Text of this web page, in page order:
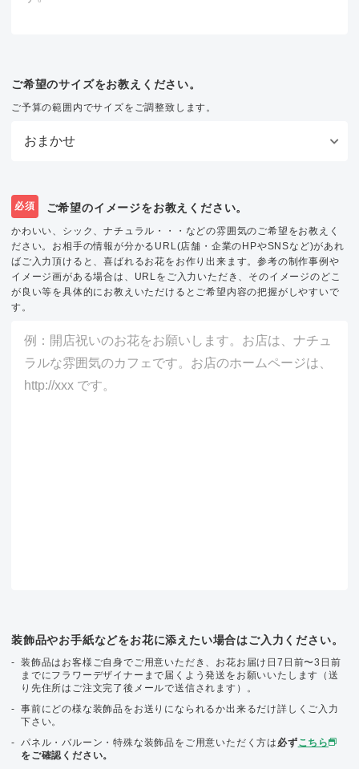
ご希望のサイズをお教えください。
ご予算の範囲内でサイズをご調整致します。
必須 ご希望のイメージをお教えください。
かわいい、シック、ナチュラル・・・などの雰囲気のご希望をお教えく
ださい。お相手の情報が分かるURL(店舗・企業のHPやSNSなど)があれ
ばご入力頂けると、喜ばれるお花をお作り出来ます。参考の制作事例や
イメージ画がある場合は、URLをご入力いただき、そのイメージのどこ
が良い等を具体的にお教えいただけるとご希望内容の把握がしやすいで
す。
装飾品やお手紙などをお花に添えたい場合はご入力ください。
装飾品はお客様ご自身でご用意いただき、お花お届け日7日前〜3日前
までにフラワーデザイナーまで届くよう発送をお願いいたします（送
り先住所はご注文完了後メールで送信されます）。
事前にどの様な装飾品をお送りになられるか出来るだけ詳しくご入力
下さい。
パネル・バルーン・特殊な装飾品をご用意いただく方は 必ずこちら
をご確認ください。